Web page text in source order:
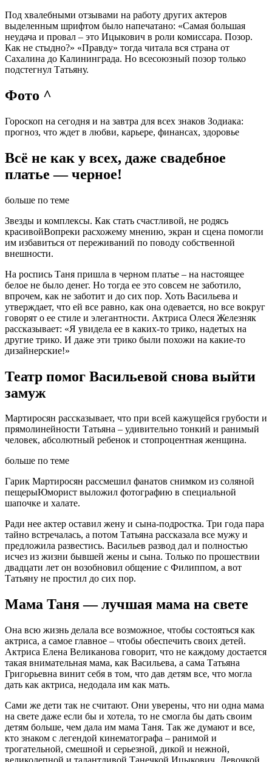
Под хвалебными отзывами на работу других актеров
выделенным шрифтом было напечатано: «Самая большая
неудача и провал – это Ицыкович в роли комиссара. Позор.
Как не стыдно?» «Правду» тогда читала вся страна от
Сахалина до Калининграда. Но всесоюзный позор только
подстегнул Татьяну.
Фото ^
Гороскоп на сегодня и на завтра для всех знаков Зодиака:
прогноз, что ждет в любви, карьере, финансах, здоровье
Всё не как у всех, даже свадебное
платье — черное!
больше по теме
Звезды и комплексы. Как стать счастливой, не родясь
красивойВопреки расхожему мнению, экран и сцена помогли
им избавиться от переживаний по поводу собственной
внешности.
На роспись Таня пришла в черном платье – на настоящее
белое не было денег. Но тогда ее это совсем не заботило,
впрочем, как не заботит и до сих пор. Хоть Васильева и
утверждает, что ей все равно, как она одевается, но все вокруг
говорят о ее стиле и элегантности. Актриса Олеся Железняк
рассказывает: «Я увидела ее в каких-то трико, надетых на
другие трико. И даже эти трико были похожи на какие-то
дизайнерские!»
Театр помог Васильевой снова выйти
замуж
Мартиросян рассказывает, что при всей кажущейся грубости и
прямолинейности Татьяна – удивительно тонкий и ранимый
человек, абсолютный ребенок и стопроцентная женщина.
больше по теме
Гарик Мартиросян рассмешил фанатов снимком из соляной
пещерыЮморист выложил фотографию в специальной
шапочке и халате.
Ради нее актер оставил жену и сына-подростка. Три года пара
тайно встречалась, а потом Татьяна рассказала все мужу и
предложила развестись. Васильев развод дал и полностью
исчез из жизни бывшей жены и сына. Только по прошествии
двадцати лет он возобновил общение с Филиппом, а вот
Татьяну не простил до сих пор.
Мама Таня — лучшая мама на свете
Она всю жизнь делала все возможное, чтобы состояться как
актриса, а самое главное – чтобы обеспечить своих детей.
Актриса Елена Великанова говорит, что не каждому достается
такая внимательная мама, как Васильева, а сама Татьяна
Григорьевна винит себя в том, что дав детям все, что могла
дать как актриса, недодала им как мать.
Сами же дети так не считают. Они уверены, что ни одна мама
на свете даже если бы и хотела, то не смогла бы дать своим
детям больше, чем дала им мама Таня. Так же думают и все,
кто знаком с легендой кинематографа – ранимой и
трогательной, смешной и серьезной, дикой и нежной,